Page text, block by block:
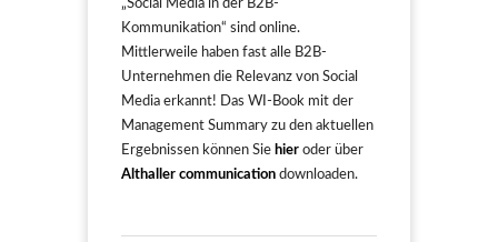
„Social Media in der B2B-
Kommunikation“ sind online.
Mittlerweile haben fast alle B2B-
Unternehmen die Relevanz von Social
Media erkannt! Das WI-Book mit der
Management Summary zu den aktuellen
Ergebnissen können Sie hier oder über
Althaller communication downloaden.